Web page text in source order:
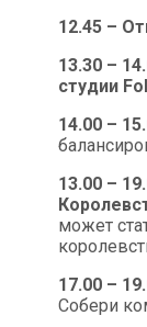
12.45 –
13.30 –
студии
14.00 –
13.00 –
может
17.00 –
Собери